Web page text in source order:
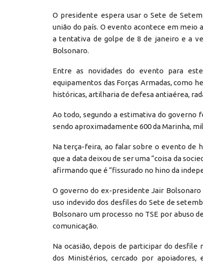
O presidente espera usar o Sete de
união do país. O evento acontece em meio
a tentativa de golpe de 8 de janeiro e a
Bolsonaro.
Entre as novidades do evento para
equipamentos das Forças Armadas, como
históricas, artilharia de defesa antiaérea,
Ao todo, segundo a estimativa do governo
sendo aproximadamente 600 da Marinha,
Na terça-feira, ao falar sobre o evento de
que a data deixou de ser uma “coisa da
afirmando que é “fissurado no hino da
O governo do ex-presidente Jair
uso indevido dos desfiles do Sete de
Bolsonaro um processo no TSE por abuso
comunicação.
Na ocasião, depois de participar do desfile
dos Ministérios, cercado por